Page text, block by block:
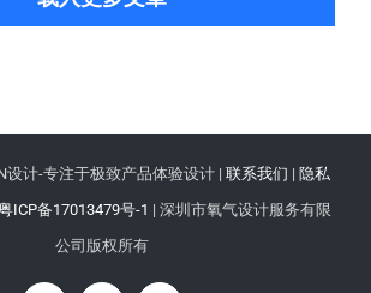
设计-专注于极致产品体验设计 | 联系我们 | 隐私
ICP备17013479号-1 | 深圳市氧气设计服务有限
公司版权所有